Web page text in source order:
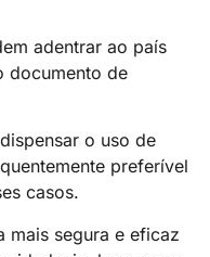
adentrar ao país
documento de
o uso de
preferível
casos.
mais segura e eficaz